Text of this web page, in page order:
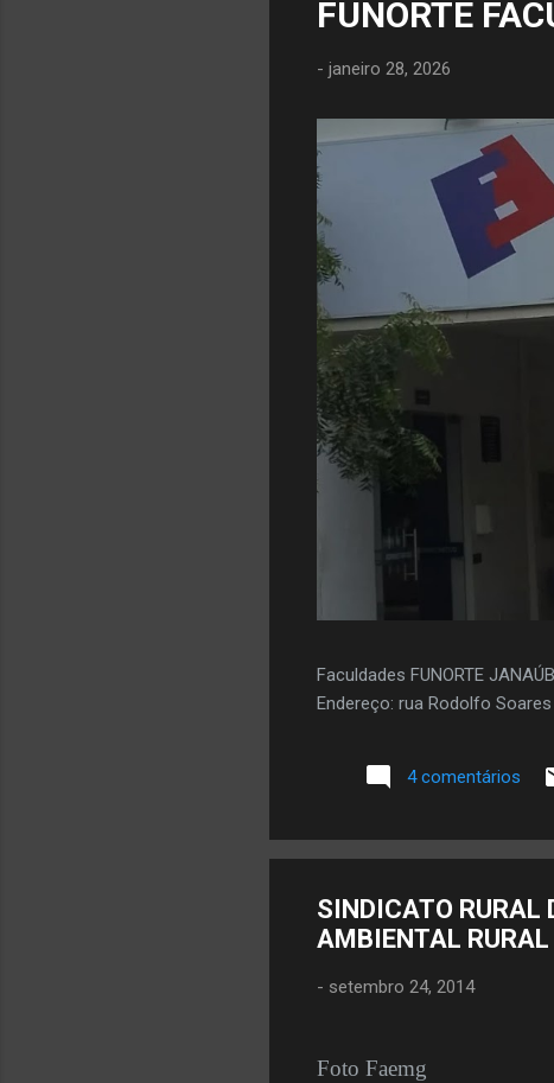
FUNORTE
- janeiro 28, 2026
Faculdades FUNORTE
Endereço: rua Rodolfo
4 comentários
SINDICATO RURAL
AMBIENTAL
- setembro 24, 2014
Foto Faemg